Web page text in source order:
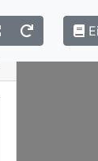
Close